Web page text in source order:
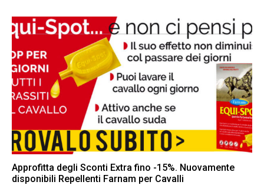
Approfitta degli Sconti Extra fino -15%. Nuovamente
disponibili Repellenti Farnam per Cavalli